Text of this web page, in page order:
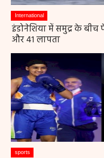
International
इंडोनेशिया में समुद्र के
और 41 लापता
sports